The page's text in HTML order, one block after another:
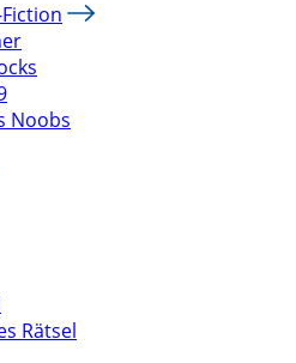
Noobs
Rätsel